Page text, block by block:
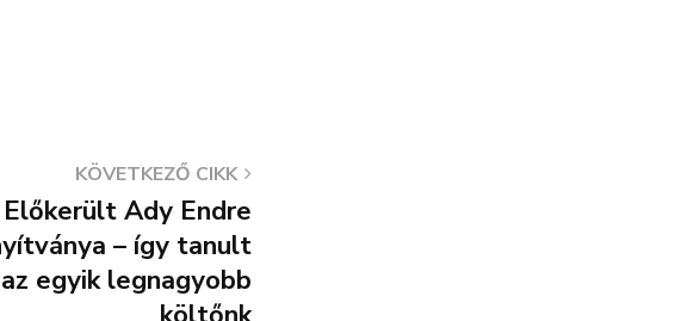
KÖVETKEZŐ CIKK
Előkerült Ady Endre
– így tanult
az egyik legnagyobb